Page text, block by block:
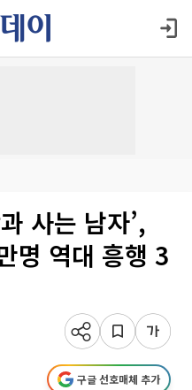
사는 남자’,
명 역대 흥행 3
구글 선호매체 추가